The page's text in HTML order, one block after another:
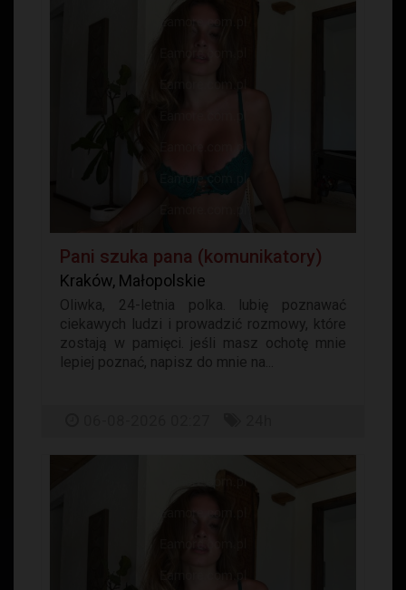
Pani szuka pana (komunikatory)
Kraków, Małopolskie
Oliwka, 24-letnia polka. lubię poznawać
ciekawych ludzi i prowadzić rozmowy, które
zostają w pamięci. jeśli masz ochotę mnie
lepiej poznać, napisz do mnie na...